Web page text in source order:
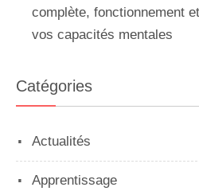
complète, fonctionnement
vos capacités mentales
Catégories
Actualités
Apprentissage